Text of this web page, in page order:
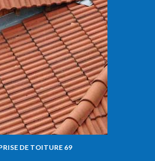
DE TOITURE 69